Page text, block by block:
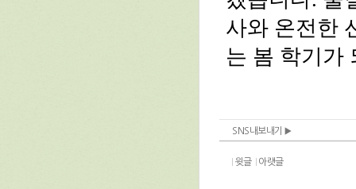
SNS내보내기
윗글 아랫글